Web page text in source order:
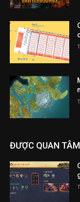
ĐƯỢC QUAN TÂM